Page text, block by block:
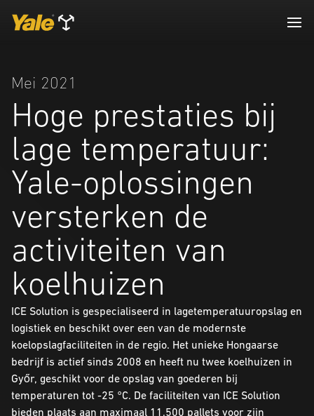
Mei 2021
Hoge prestaties bij
lage temperatuur:
Yale-oplossingen
versterken de
activiteiten van
koelhuizen
ICE Solution is gespecialiseerd in lagetemperatuuropslag en
logistiek en beschikt over een van de modernste
koelopslagfaciliteiten in de regio. Het unieke Hongaarse
bedrijf is actief sinds 2008 en heeft nu twee koelhuizen in
Győr, geschikt voor de opslag van goederen bij
temperaturen tot -25 °C. De faciliteiten van ICE Solution
bieden plaats aan maximaal 11.500 pallets voor zijn